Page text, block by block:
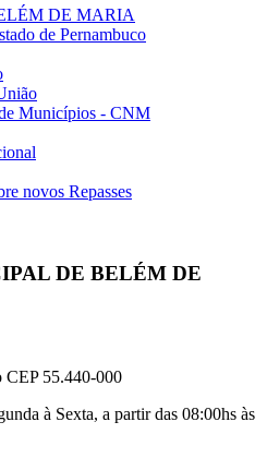
DE MARIA
de Pernambuco
Municípios - CNM
novos Repasses
DE BELÉM DE
CEP 55.440-000
à Sexta, a partir das 08:00hs às